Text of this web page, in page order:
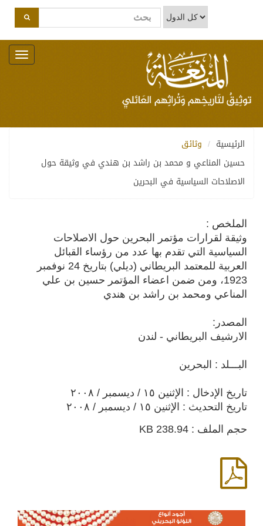
Toggle
navigation
الرئيسية
وثائق
حسين المناعي و محمد بن راشد بن هندي في وثيقة حول
الاصلاحات السياسية في البحرين
الملخص :
وثيقة لقرارات مؤتمر البحرين حول الاصلاحات
السياسية التي تقدم بها عدد من رؤساء القبائل
العربية للمعتمد البريطاني (ديلي) بتاريخ 24 نوفمبر
1923، ومن ضمن اعضاء المؤتمر حسين بن علي
المناعي ومحمد بن راشد بن هندي
المصدر:
الارشيف البريطاني - لندن
البـــلد : البحرين
تاريخ الإدخال : الإثنين ١٥ / ديسمبر / ٢٠٠٨
تاريخ التحديث : الإثنين ١٥ / ديسمبر / ٢٠٠٨
حجم الملف : 238.94 KB